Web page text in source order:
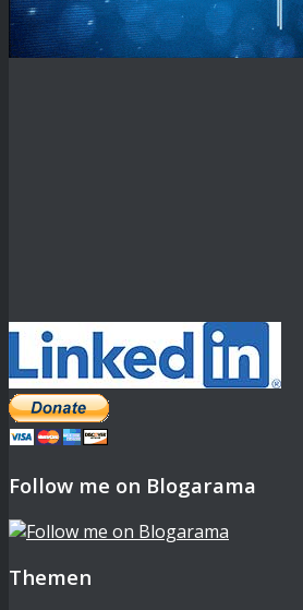
Follow me on Blogarama
Themen